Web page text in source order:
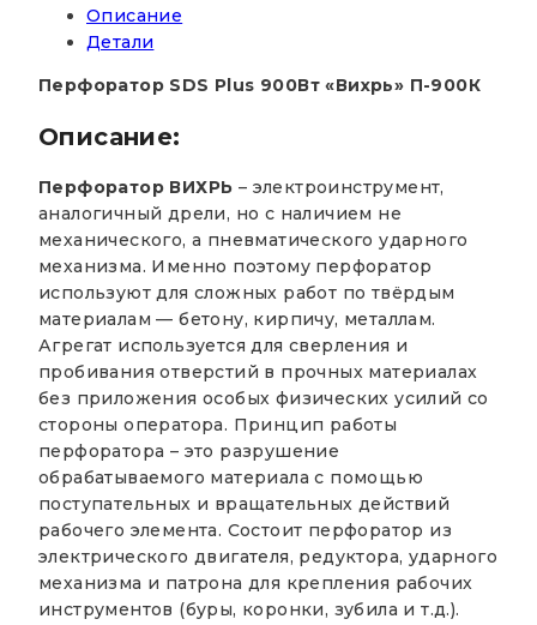
Описание
Детали
Перфоратор SDS Plus 900Вт «Вихрь» П-900К
Описание:
Перфоратор ВИХРЬ – электроинструмент,
аналогичный дрели, но с наличием не
механического, а пневматического ударного
механизма. Именно поэтому перфоратор
используют для сложных работ по твёрдым
материалам — бетону, кирпичу, металлам.
Агрегат используется для сверления и
пробивания отверстий в прочных материалах
без приложения особых физических усилий со
стороны оператора. Принцип работы
перфоратора – это разрушение
обрабатываемого материала с помощью
поступательных и вращательных действий
рабочего элемента. Состоит перфоратор из
электрического двигателя, редуктора, ударного
механизма и патрона для крепления рабочих
инструментов (буры, коронки, зубила и т.д.).